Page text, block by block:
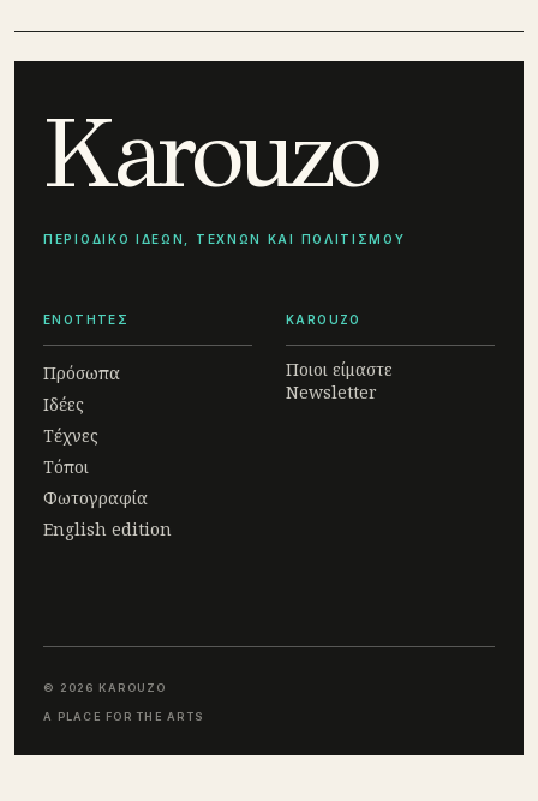
Karouzo
ΠΕΡΙΟΔΙΚΟ ΙΔΕΩΝ, ΤΕΧΝΩΝ ΚΑΙ ΠΟΛΙΤΙΣΜΟΥ
ΕΝΟΤΗΤΕΣ
Πρόσωπα
Ιδέες
Τέχνες
Τόποι
Φωτογραφία
English edition
KAROUZO
Ποιοι είμαστε
Newsletter
© 2026 KAROUZO
A PLACE FOR THE ARTS